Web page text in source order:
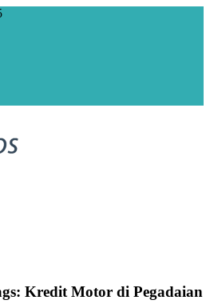
Kredit Motor di Pegadaian